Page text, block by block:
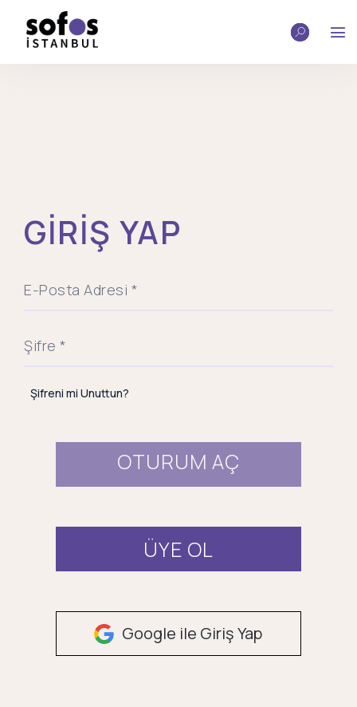
GİRİŞ YAP
E-Posta Adresi *
Şifre *
Şifreni mi Unuttun?
OTURUM AÇ
ÜYE OL
Google ile Giriş Yap